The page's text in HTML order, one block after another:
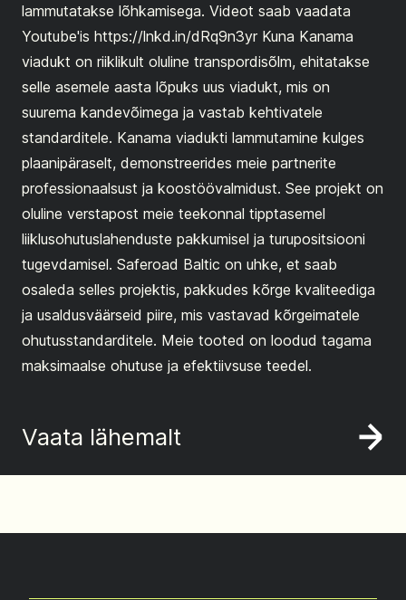
lammutatakse lõhkamisega. Videot saab vaadata
Youtube'is https://lnkd.in/dRq9n3yr Kuna Kanama
viadukt on riiklikult oluline transpordisõlm, ehitatakse
selle asemele aasta lõpuks uus viadukt, mis on
suurema kandevõimega ja vastab kehtivatele
standarditele. Kanama viadukti lammutamine kulges
plaanipäraselt, demonstreerides meie partnerite
professionaalsust ja koostöövalmidust. See projekt on
oluline verstapost meie teekonnal tipptasemel
liiklusohutuslahenduste pakkumisel ja turupositsiooni
tugevdamisel. Saferoad Baltic on uhke, et saab
osaleda selles projektis, pakkudes kõrge kvaliteediga
ja usaldusväärseid piire, mis vastavad kõrgeimatele
ohutusstandarditele. Meie tooted on loodud tagama
maksimaalse ohutuse ja efektiivsuse teedel.
Vaata lähemalt